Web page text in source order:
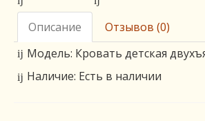
Описание
Отзывов (0)
Модель: Кровать детская
Наличие: Есть в наличии